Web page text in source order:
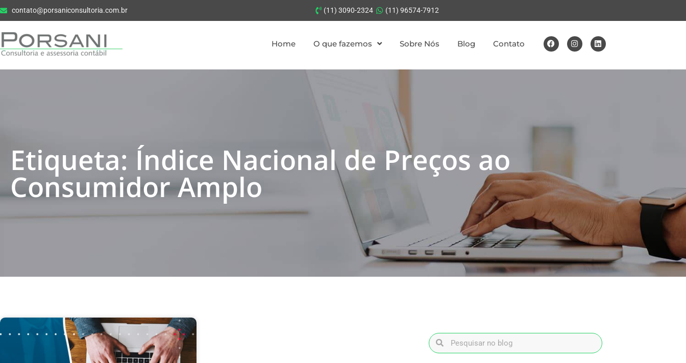
contato@porsaniconsultoria.com.br (11) 3090-2324 (11) 96574-7912
Home O que fazemos Sobre Nós Blog Contato
Etiqueta: Índice Nacional de Preços ao
Consumidor Amplo